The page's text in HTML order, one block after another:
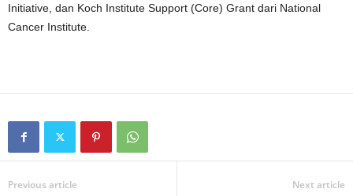
Initiative, dan Koch Institute Support (Core) Grant dari National
Cancer Institute.
Previous article Next article